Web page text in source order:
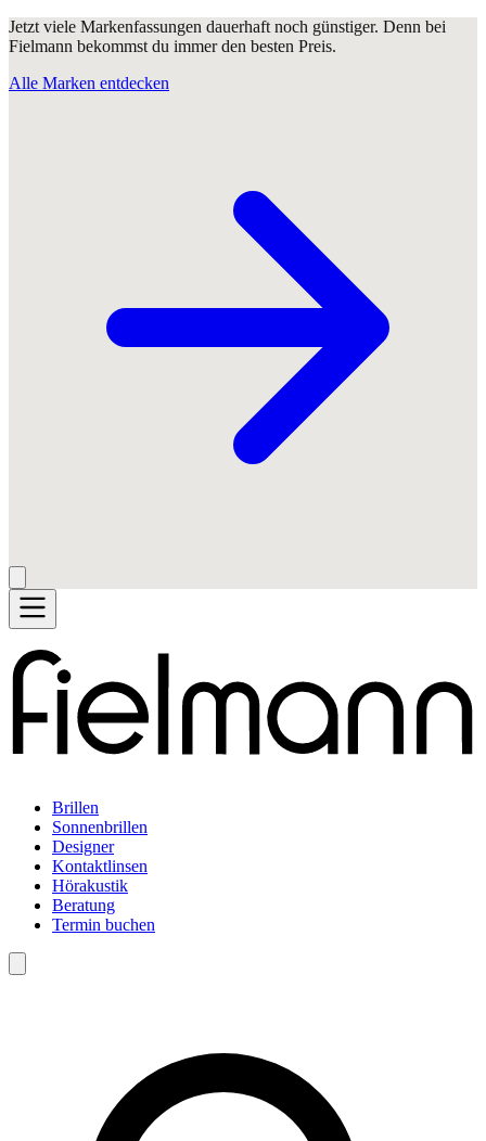
Jetzt viele Markenfassungen dauerhaft noch günstiger. Denn bei
Fielmann bekommst du immer den besten Preis.
Alle Marken entdecken
Brillen
Sonnenbrillen
Designer
Kontaktlinsen
Hörakustik
Beratung
Termin buchen